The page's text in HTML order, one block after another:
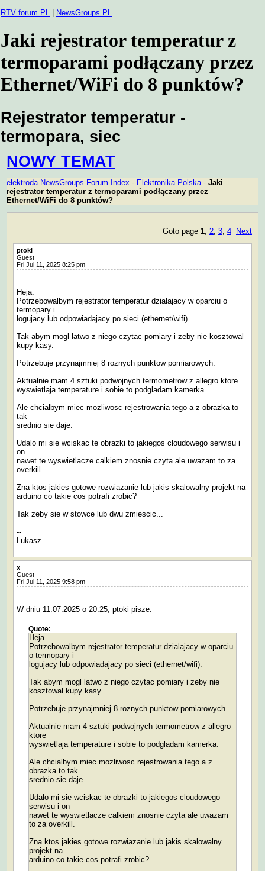
RTV forum PL NewsGroups PL
Jaki rejestrator temperatur z
termoparami podłączany przez
Ethernet/WiFi do 8 punktów?
Rejestrator temperatur -
termopara, siec
NOWY TEMAT
elektroda NewsGroups Forum Index - Elektronika Polska- Jaki
rejestrator temperatur z termoparami podłączany przez
Ethernet/WiFi do 8 punktów?
Goto page 1, 2, 3, 4 Next
ptoki
Guest
Fri Jul 11, 2025 8:25 pm
Heja.
Potrzebowalbym rejestrator temperatur dzialajacy w oparciu o
termopary i
logujacy lub odpowiadajacy po sieci (ethernet/wifi).
Tak abym mogl latwo z niego czytac pomiary i zeby nie kosztowal
kupy kasy.
Potrzebuje przynajmniej 8 roznych punktow pomiarowych.
Aktualnie mam 4 sztuki podwojnych termometrow z allegro ktore
wyswietlaja temperature i sobie to podgladam kamerka.
Ale chcialbym miec mozliwosc rejestrowania tego a z obrazka to
tak
srednio sie daje.
Udalo mi sie wciskac te obrazki to jakiegos cloudowego serwisu i
on
nawet te wyswietlacze calkiem znosnie czyta ale uwazam to za
overkill.
Zna ktos jakies gotowe rozwiazanie lub jakis skalowalny projekt na
arduino co takie cos potrafi zrobic?
Tak zeby sie w stowce lub dwu zmiescic...
--
Lukasz
x
Guest
Fri Jul 11, 2025 9:58 pm
W dniu 11.07.2025 o 20:25, ptoki pisze:
Quote:
Heja.
Potrzebowalbym rejestrator temperatur dzialajacy w oparciu
o termopary i
logujacy lub odpowiadajacy po sieci (ethernet/wifi).
Tak abym mogl latwo z niego czytac pomiary i zeby nie
kosztowal kupy kasy.
Potrzebuje przynajmniej 8 roznych punktow pomiarowych.
Aktualnie mam 4 sztuki podwojnych termometrow z allegro
ktore
wyswietlaja temperature i sobie to podgladam kamerka.
Ale chcialbym miec mozliwosc rejestrowania tego a z
obrazka to tak
srednio sie daje.
Udalo mi sie wciskac te obrazki to jakiegos cloudowego
serwisu i on
nawet te wyswietlacze calkiem znosnie czyta ale uwazam
to za overkill.
Zna ktos jakies gotowe rozwiazanie lub jakis skalowalny
projekt na
arduino co takie cos potrafi zrobic?